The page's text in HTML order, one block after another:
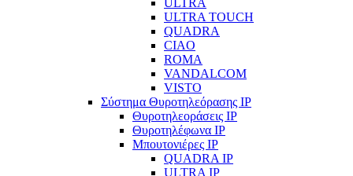
ULTRA
ULTRA TOUCH
QUADRA
CIAO
ROMA
VANDALCOM
VISTO
Σύστημα Θυροτηλεόρασης IP
Θυροτηλεοράσεις IP
Θυροτηλέφωνα IP
Μπουτονιέρες IP
QUADRA IP
ULTRA IP